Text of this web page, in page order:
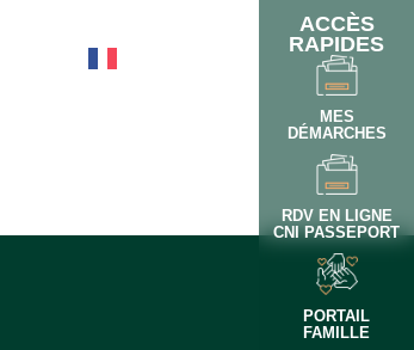
ACCÈS
RAPIDES
MES
DÉMARCHES
RDV EN LIGNE
CNI PASSEPORT
PORTAIL
FAMILLE